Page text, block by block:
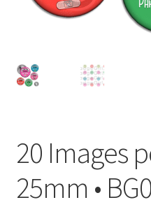
Mon compte
Politique de Confidentialité
20 Images
25mm •